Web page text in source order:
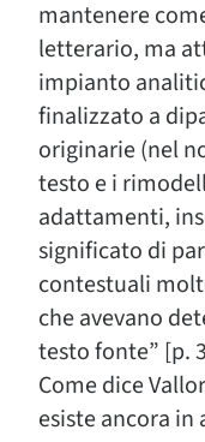
mantenere
letterario, ma
impianto
finalizzato a
originarie (nel
testo e i
adattamenti,
significato di
contestuali
che avevano
testo fonte” [p.
Come dice
esiste ancora